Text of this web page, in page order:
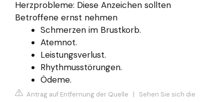
Herzprobleme: Diese Anzeichen sollten
Betroffene ernst nehmen
Schmerzen im Brustkorb.
Atemnot.
Leistungsverlust.
Rhythmusstörungen.
Ödeme.
Antrag auf Entfernung der Quelle | Sehen Sie sich die